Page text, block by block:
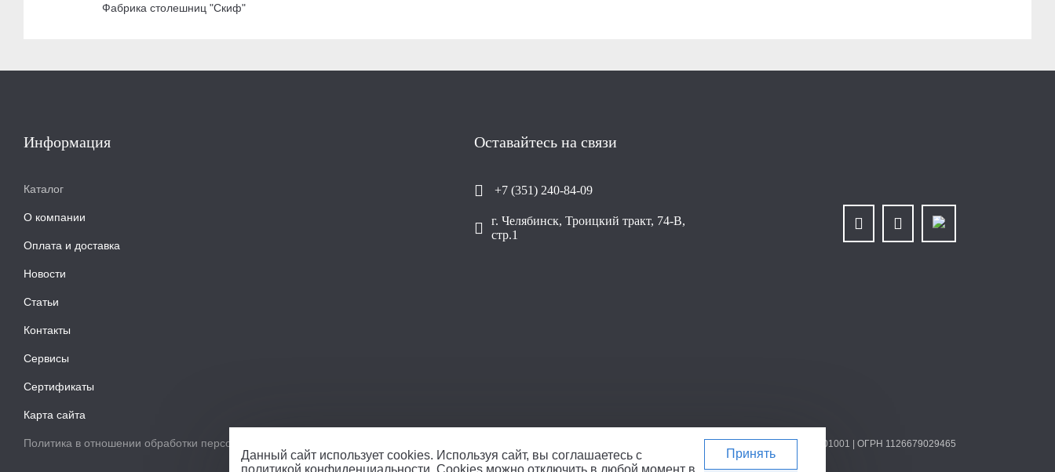
Фабрика столешниц "Скиф"
Информация
Каталог
О компании
Оплата и доставка
Новости
Статьи
Контакты
Сервисы
Сертификаты
Карта сайта
Политика в отношении обработки персональных данных
Оставайтесь на связи
+7 (351) 240-84-09
г. Челябинск, Троицкий тракт, 74-В,
стр.1
ООО «Уралплит» | ИНН/КПП 6679025768/667901001 | ОГРН 1126679029465
Данный сайт использует cookies. Используя сайт, вы соглашаетесь с
политикой конфиденциальности . Cookies можно отключить в любой момент в
Принять